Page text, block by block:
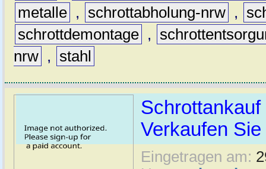
metalle , schrottabholung-nrw ,
schrottdemontage ,
nrw , stahl
Verkaufen
Eingetragen am: